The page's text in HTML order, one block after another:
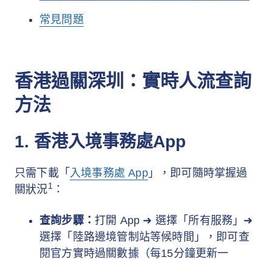
常見問題
香港過關深圳：實時人流查詢
方法
1. 香港入境事務處App
只需下載「 入境事務處 App」，即可隨時掌握過
關狀況1：
查詢步驟： 打開 App ➜ 選擇「所有服務」➜
選擇「陸路邊境管制站等候時間」，即可查
閱官方實時過關數據（每15分鐘更新一